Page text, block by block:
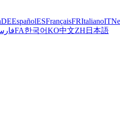
DEEspañolESFrançaisFRItalianoIT
FA한국어KO中文ZH 日本語